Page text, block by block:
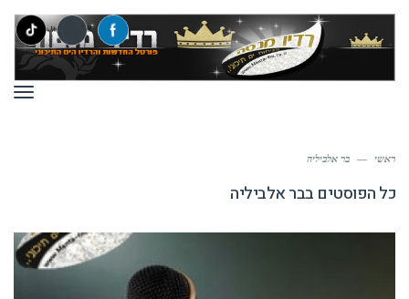
ראשי — בר אלביליה
כל הפוסטים בבר אלביליה